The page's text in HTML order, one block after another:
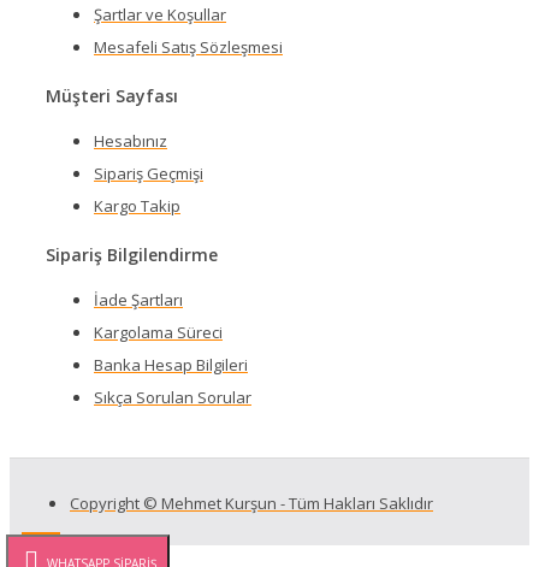
WHATSAPP SIPARIŞ
Şartlar ve Koşullar
Mesafeli Satış Sözleşmesi
Müşteri Sayfası
Hesabınız
Sipariş Geçmişi
Kargo Takip
Sipariş Bilgilendirme
İade Şartları
Kargolama Süreci
Banka Hesap Bilgileri
Sıkça Sorulan Sorular
Copyright © Mehmet Kurşun - Tüm Hakları Saklıdır